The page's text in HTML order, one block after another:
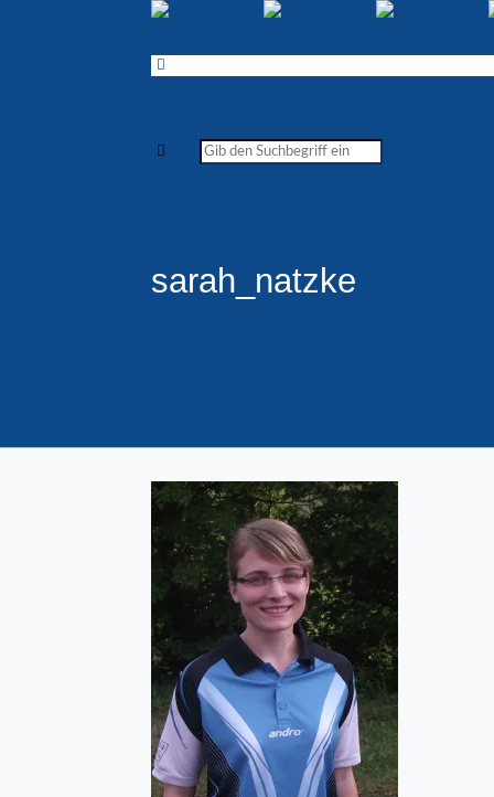
sarah_natzke